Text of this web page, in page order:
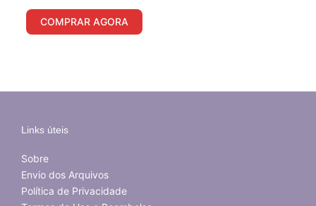
COMPRAR AGORA
Links úteis
Sobre
Envio dos Arquivos
Política de Privacidade